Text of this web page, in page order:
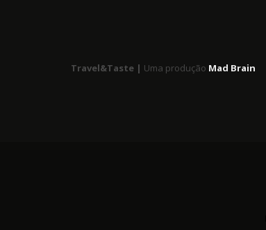
Travel&Taste | Uma produção Mad Brain